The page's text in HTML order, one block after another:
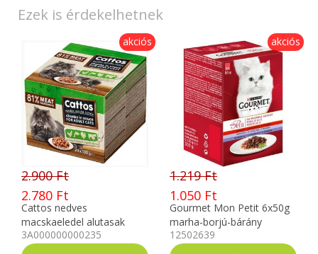
Ezek is érdekelhetnek
akciós
2.900 Ft
2.780 Ft
Cattos nedves
macskaeledel alutasak
24x100 g válogatott ízek
3A000000000235
akciós
1.219 Ft
1.050 Ft
Gourmet Mon Petit 6x50g
marha-borjú-bárány
12502639
12502639